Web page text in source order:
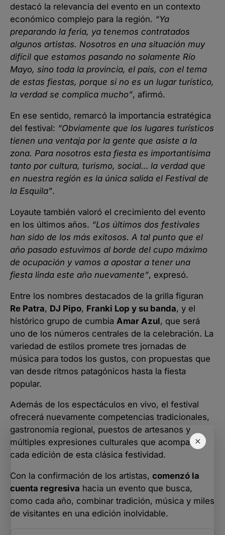
×
destacó la relevancia del evento en un contexto
económico complejo para la región. “Ya
preparando la feria, ya tenemos contratados
algunos artistas. Nosotros en una situación muy
difícil que estamos pasando no solamente Río
Mayo, sino toda la provincia, el país, con el tema
de estas fiestas, porque si no es un lugar turístico,
la verdad se complica mucho”, afirmó.
En ese sentido, remarcó la importancia estratégica
del festival: “Obviamente que los lugares turísticos
tienen una ventaja por la gente que asiste a la
zona. Para nosotros esta fiesta es importantísima
tanto por cultura, turismo, social… la verdad que
en nuestra región es la única salida el Festival de
la Esquila”.
Loyaute también valoró el crecimiento del evento
en los últimos años. “Los últimos dos festivales
han sido de los más exitosos. A tal punto que el
año pasado estuvimos al borde del cupo máximo
de ocupación y vamos a apostar a tener una
fiesta linda este año nuevamente”, expresó.
Entre los nombres destacados de la grilla figuran
Re Patra, DJ Pipo, Franki Lop y su banda, y el
histórico grupo de cumbia Amar Azul, que será
uno de los números centrales de la celebración. La
variedad de estilos promete tres jornadas de
música para todos los gustos, con propuestas que
van desde ritmos patagónicos hasta la fiesta
popular.
Además de los espectáculos en vivo, el festival
ofrecerá nuevamente competencias tradicionales,
gastronomía regional, puestos de artesanos y
múltiples expresiones culturales que acompañan
cada edición de esta clásica festividad.
Con la confirmación de los artistas, comenzó la
cuenta regresiva hacia un evento que busca,
como cada año, combinar tradición, música y miles
de visitantes en una edición inolvidable.